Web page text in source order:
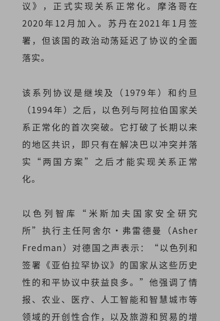
议》，正式实现关系正常化。摩洛哥在
2020年12月加入。苏丹在2021年1月签
署，但该国的政治动荡延迟了协议的全面
落实。
该系列协议是继埃及（1979年）和约旦
（1994年）之后，以色列与阿拉伯国家关
系正常化的首次突破。它打破了长期以来
的地区共识，即只有在解决巴以冲突并落
实“两国方案”之后才能实现关系正常
化。
以色列智库“米斯加夫国家安全研究
所”执行主任阿舍尔·弗雷德曼（Asher
Fredman）对德国之声表示：“以色列和
签署《亚伯拉罕协议》的国家从这些历史
性的和平协议中获益良多。”他强调了情
报、农业、医疗、人工智能和智慧城市等
领域的开创性合作，以及旅游和贸易的增